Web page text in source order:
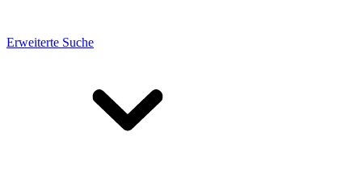
Erweiterte Suche